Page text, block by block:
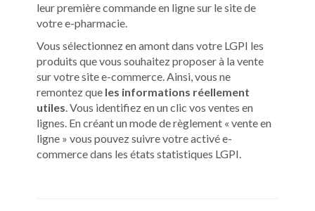
leur première commande en ligne sur le site de
votre e-pharmacie.
Vous sélectionnez en amont dans votre LGPI les
produits que vous souhaitez proposer à la vente
sur votre site e-commerce. Ainsi, vous ne
remontez que les informations réellement
utiles. Vous identifiez en un clic vos ventes en
lignes. En créant un mode de règlement « vente en
ligne » vous pouvez suivre votre activé e-
commerce dans les états statistiques LGPI.